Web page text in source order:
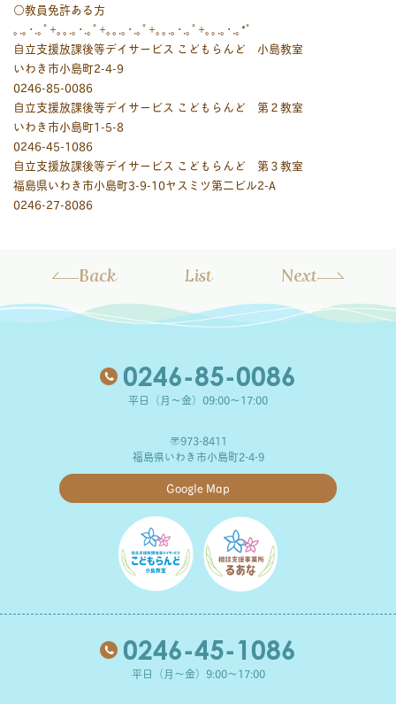
○教員免許ある方
｡.｡･.｡ﾟ+｡｡.｡･.｡ﾟ+｡｡.｡･.｡ﾟ+｡｡.｡･.｡ﾟ+｡｡.｡･.｡*ﾟ
自立支援放課後等デイサービス こどもらんど 小島教室
いわき市小島町2-4-9
0246-85-0086
自立支援放課後等デイサービス こどもらんど 第２教室
いわき市小島町1-5-8
0246-45-1086
自立支援放課後等デイサービス こどもらんど 第３教室
福島県いわき市小島町3-9-10ヤスミツ第二ビル2-A
0246-27-8086
Back List Next
0246-85-0086
平日（月～金）09:00～17:00
〒973-8411
福島県いわき市小島町2-4-9
Google Map
0246-45-1086
平日（月～金）9:00～17:00